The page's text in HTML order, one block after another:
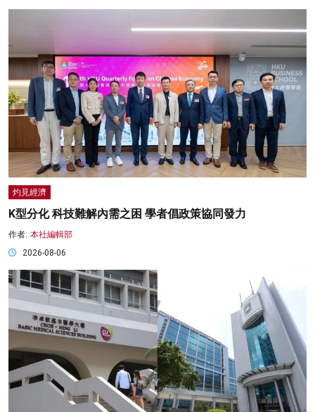
灼見經濟
K型分化 科技難解內需之困 學者倡政策協同發力
作者: 本社編輯部
2026-08-06